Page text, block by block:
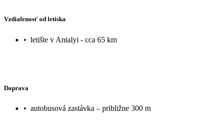
Vzdialenosť od letiska
• letište v Antalyi - cca 65 km
Doprava
• autobusová zastávka – približne 300 m